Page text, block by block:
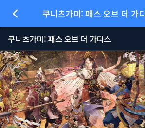
쿠니츠가미: 패스 오브 더 가
쿠니츠가미: 패스 오브 더 가디스